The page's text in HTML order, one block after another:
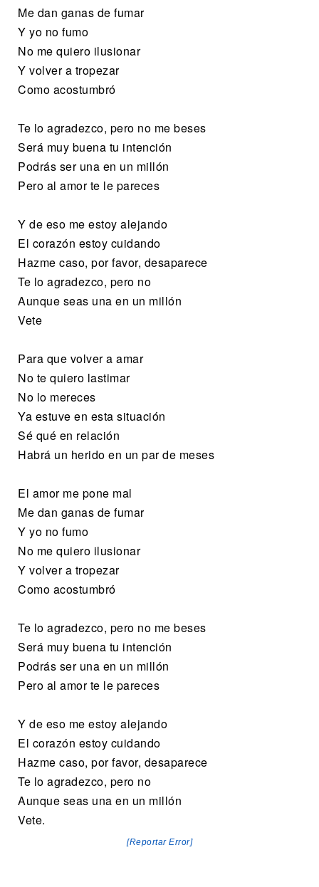
Me dan ganas de fumar
Y yo no fumo
No me quiero ilusionar
Y volver a tropezar
Como acostumbró
Te lo agradezco, pero no me beses
Será muy buena tu intención
Podrás ser una en un millón
Pero al amor te le pareces
Y de eso me estoy alejando
El corazón estoy cuidando
Hazme caso, por favor, desaparece
Te lo agradezco, pero no
Aunque seas una en un millón
Vete
Para que volver a amar
No te quiero lastimar
No lo mereces
Ya estuve en esta situación
Sé qué en relación
Habrá un herido en un par de meses
El amor me pone mal
Me dan ganas de fumar
Y yo no fumo
No me quiero ilusionar
Y volver a tropezar
Como acostumbró
Te lo agradezco, pero no me beses
Será muy buena tu intención
Podrás ser una en un millón
Pero al amor te le pareces
Y de eso me estoy alejando
El corazón estoy cuidando
Hazme caso, por favor, desaparece
Te lo agradezco, pero no
Aunque seas una en un millón
Vete.
[Reportar Error]